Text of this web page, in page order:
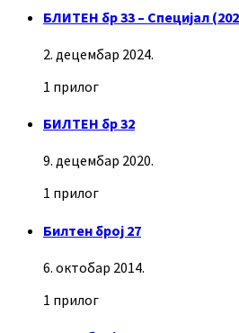
БЛИТЕН бр 33 – Специјал
2. децембар 2024.
1 прилог
БИЛТЕН бр 32
9. децембар 2020.
1 прилог
Билтен број 27
6. октобар 2014.
1 прилог